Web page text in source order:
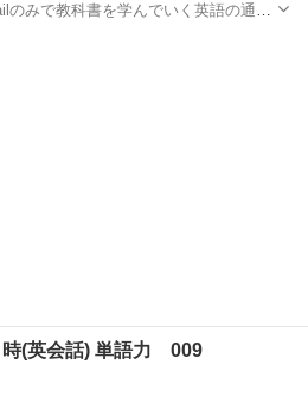
時(英会話) 単語力 009